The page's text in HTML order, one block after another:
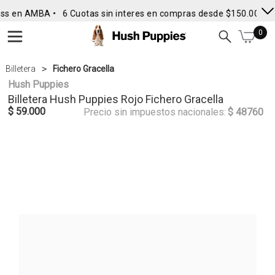
en AMBA • 6 Cuotas sin interes en compras desde $150.000 •
0
Billetera Fichero Gracella
Hush Puppies
Billetera Hush Puppies Rojo Fichero Gracella
$ 59.000 Precio sin impuestos nacionales: $ 48760